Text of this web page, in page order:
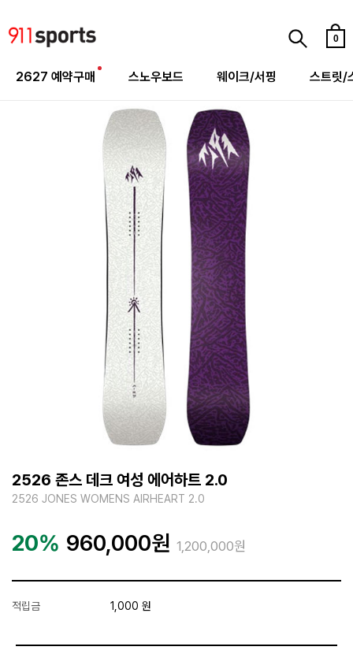
0
2627 예약구매 스노우보드 웨이크/서핑 스트릿/
2526 존스 데크 여성 에어하트 2.0
2526 JONES WOMENS AIRHEART 2.0
20% 960,000원 1,200,000원
적립금 1,000 원